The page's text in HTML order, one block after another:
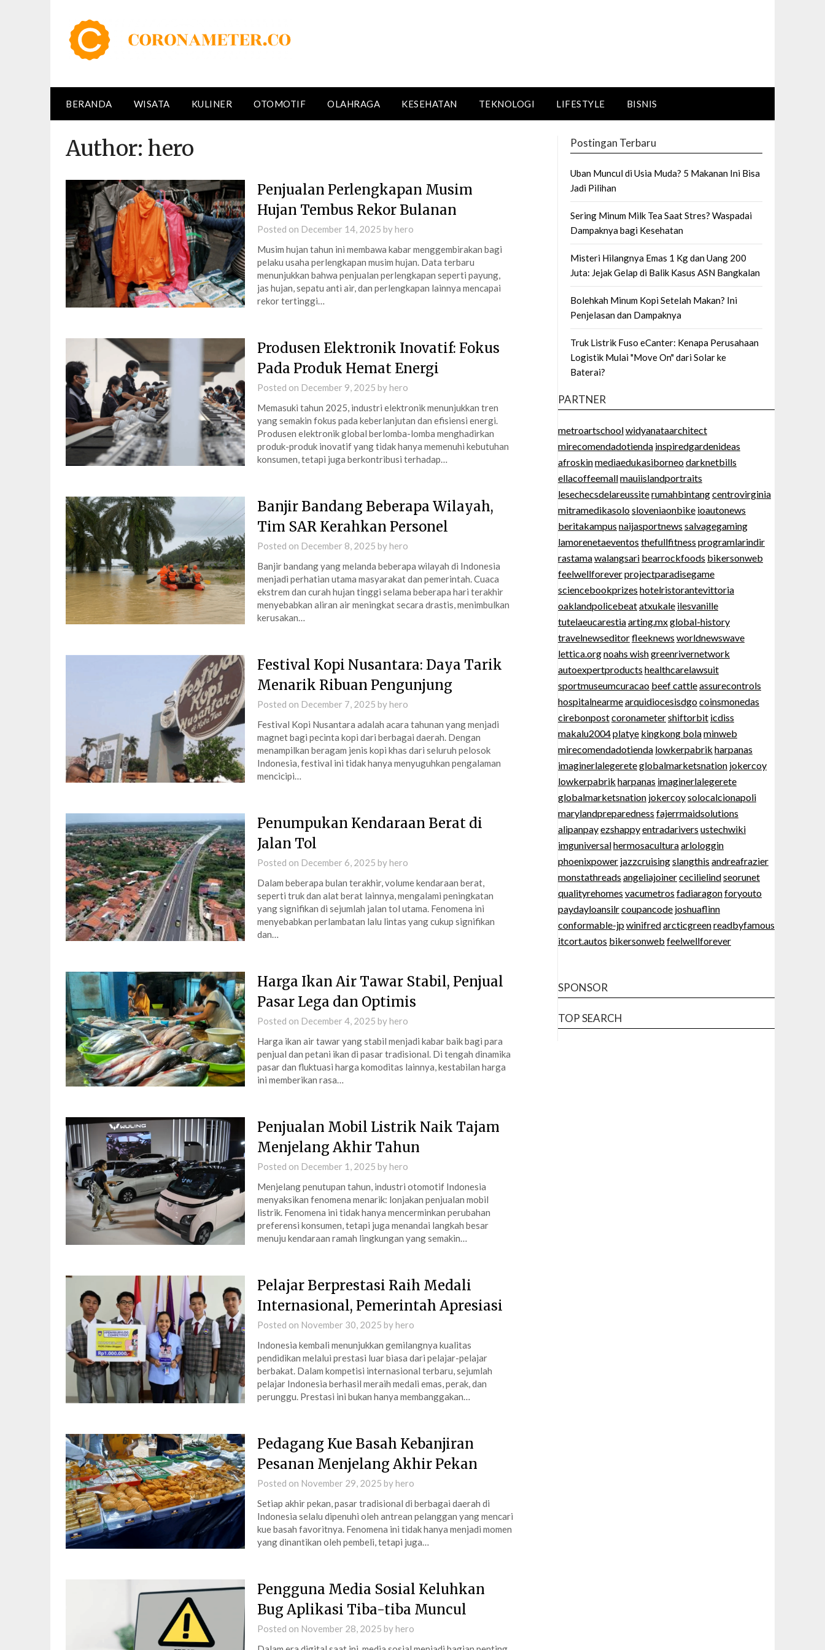
BERANDA WISATA KULINER OTOMOTIF OLAHRAGA KESEHATAN TEKNOLOGI LIFESTYLE BISNIS
Author: hero
Penjualan Perlengkapan Musim
Hujan Tembus Rekor Bulanan
Posted on December 14, 2025 byhero
Musim hujan tahun ini membawa kabar menggembirakan bagi
pelaku usaha perlengkapan musim hujan. Data terbaru
menunjukkan bahwa penjualan perlengkapan seperti payung,
jas hujan, sepatu anti air, dan perlengkapan lainnya mencapai
rekor tertinggi…
Produsen Elektronik Inovatif: Fokus
Pada Produk Hemat Energi
Posted on December 9, 2025 byhero
Memasuki tahun 2025, industri elektronik menunjukkan tren
yang semakin fokus pada keberlanjutan dan efisiensi energi.
Produsen elektronik global berlomba-lomba menghadirkan
produk-produk inovatif yang tidak hanya memenuhi kebutuhan
konsumen, tetapi juga berkontribusi terhadap…
Banjir Bandang Beberapa Wilayah,
Tim SAR Kerahkan Personel
Posted on December 8, 2025 byhero
Banjir bandang yang melanda beberapa wilayah di Indonesia
menjadi perhatian utama masyarakat dan pemerintah. Cuaca
ekstrem dan curah hujan tinggi selama beberapa hari terakhir
menyebabkan aliran air meningkat secara drastis, menimbulkan
kerusakan…
Festival Kopi Nusantara: Daya Tarik
Menarik Ribuan Pengunjung
Posted on December 7, 2025 byhero
Festival Kopi Nusantara adalah acara tahunan yang menjadi
magnet bagi pecinta kopi dari berbagai daerah. Dengan
menampilkan beragam jenis kopi khas dari seluruh pelosok
Indonesia, festival ini tidak hanya menyuguhkan pengalaman
mencicipi…
Penumpukan Kendaraan Berat di
Jalan Tol
Posted on December 6, 2025 byhero
Dalam beberapa bulan terakhir, volume kendaraan berat,
seperti truk dan alat berat lainnya, mengalami peningkatan
yang signifikan di sejumlah jalan tol utama. Fenomena ini
menyebabkan perlambatan lalu lintas yang cukup signifikan
dan…
Harga Ikan Air Tawar Stabil, Penjual
Pasar Lega dan Optimis
Posted on December 4, 2025 byhero
Harga ikan air tawar yang stabil menjadi kabar baik bagi para
penjual dan petani ikan di pasar tradisional. Di tengah dinamika
pasar dan fluktuasi harga komoditas lainnya, kestabilan harga
ini memberikan rasa…
Penjualan Mobil Listrik Naik Tajam
Menjelang Akhir Tahun
Posted on December 1, 2025 byhero
Menjelang penutupan tahun, industri otomotif Indonesia
menyaksikan fenomena menarik: lonjakan penjualan mobil
listrik. Fenomena ini tidak hanya mencerminkan perubahan
preferensi konsumen, tetapi juga menandai langkah besar
menuju kendaraan ramah lingkungan yang semakin…
Pelajar Berprestasi Raih Medali
Internasional, Pemerintah Apresiasi
Posted on November 30, 2025 byhero
Indonesia kembali menunjukkan gemilangnya kualitas
pendidikan melalui prestasi luar biasa dari pelajar-pelajar
berbakat. Dalam kompetisi internasional terbaru, sejumlah
pelajar Indonesia berhasil meraih medali emas, perak, dan
perunggu. Prestasi ini bukan hanya membanggakan…
Pedagang Kue Basah Kebanjiran
Pesanan Menjelang Akhir Pekan
Posted on November 29, 2025 byhero
Setiap akhir pekan, pasar tradisional di berbagai daerah di
Indonesia selalu dipenuhi oleh antrean pelanggan yang mencari
kue basah favoritnya. Fenomena ini tidak hanya menjadi momen
yang dinantikan oleh pembeli, tetapi juga…
Pengguna Media Sosial Keluhkan
Bug Aplikasi Tiba-tiba Muncul
Posted on November 28, 2025 byhero
Postingan Terbaru
Uban Muncul di Usia Muda? 5 Makanan Ini Bisa
Jadi Pilihan
Sering Minum Milk Tea Saat Stres? Waspadai
Dampaknya bagi Kesehatan
Misteri Hilangnya Emas 1 Kg dan Uang 200
Juta: Jejak Gelap di Balik Kasus ASN Bangkalan
Bolehkah Minum Kopi Setelah Makan? Ini
Penjelasan dan Dampaknya
Truk Listrik Fuso eCanter: Kenapa Perusahaan
Logistik Mulai "Move On" dari Solar ke
Baterai?
PARTNER
metroartschoolwidyanataarchitect
mirecomendadotienda inspiredgardenideas
afroskinmediaedukasiborneodarknetbills
ellacoffeemallmauiislandportraits
lesechecsdelareussiterumahbintangcentrovirginia
mitramedikasolosloveniaonbike ioautonews
beritakampus naijasportnews salvagegaming
lamorenetaeventos thefullfitness programlarindir
rastamawalangsari bearrockfoods bikersonweb
feelwellforeverprojectparadisegame
sciencebookprizes hotelristorantevittoria
oaklandpolicebeatatxukale ilesvanille
tutelaeucarestiaarting.mxglobal-history
travelnewseditorfleeknews worldnewswave
lettica.orgnoahs wishgreenrivernetwork
autoexpertproducts healthcarelawsuit
sportmuseumcuracao beef cattleassurecontrols
hospitalnearmearquidiocesisdgocoinsmonedas
cirebonpostcoronametershiftorbit icdiss
makalu2004platye kingkong bolaminweb
mirecomendadotienda lowkerpabrik harpanas
imaginerlalegereteglobalmarketsnation jokercoy
lowkerpabrik harpanas imaginerlalegerete
globalmarketsnation jokercoysolocalcionapoli
marylandpreparedness fajerrmaidsolutions
alipanpayezshappyentradarivers ustechwiki
imguniversalhermosaculturaarlologgin
phoenixpower jazzcruisingslangthis andreafrazier
monstathreads angeliajoinercecilielindseorunet
qualityrehomes vacumetros fadiaragonforyouto
paydayloansilrcoupancode joshuaflinn
conformable-jpwinifredarcticgreenreadbyfamous
itcort.autos bikersonweb feelwellforever
SPONSOR
TOP SEARCH